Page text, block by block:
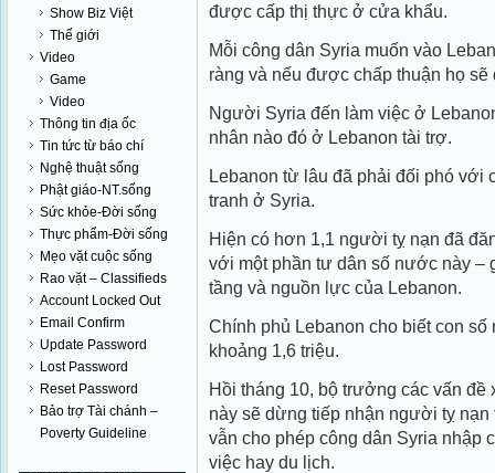
Show Biz Việt
Thế giới
Video
Game
Video
Thông tin địa ốc
Tin tức từ báo chí
Nghệ thuật sống
Phật giáo-NT.sống
Sức khỏe-Đời sống
Thực phẩm-Đời sống
Mẹo vặt cuộc sống
Rao vặt – Classifieds
Account Locked Out
Email Confirm
Update Password
Lost Password
Reset Password
Bảo trợ Tài chánh –
Poverty Guideline
được cấp thị thực ở cửa khẩu.
Mỗi công dân Syria muốn vào
ràng và nếu được chấp thuận họ
Người Syria đến làm việc ở
nhân nào đó ở Lebanon tài trợ.
Lebanon từ lâu đã phải đối phó với
tranh ở Syria.
Hiện có hơn 1,1 người tỵ nạn đã
với một phần tư dân số nước này –
tầng và nguồn lực của Lebanon.
Chính phủ Lebanon cho biết con
khoảng 1,6 triệu.
Hồi tháng 10, bộ trưởng các vấn
này sẽ dừng tiếp nhận người tỵ
vẫn cho phép công dân Syria nhập
việc hay du lịch.